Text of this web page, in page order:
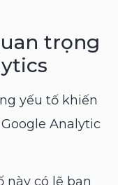
trọng
yếu tố khiến
Analytic
này có lẽ bạn